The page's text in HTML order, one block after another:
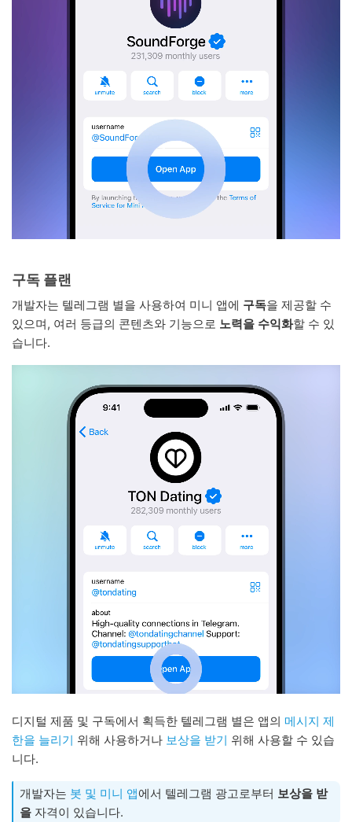
구독 플랜
개발자는 텔레그램 별을 사용하여 미니 앱에 구독을 제공할 수
있으며, 여러 등급의 콘텐츠와 기능으로 노력을 수익화할 수 있
습니다.
디지털 제품 및 구독에서 획득한 텔레그램 별은 앱의 메시지 제
한을 늘리기 위해 사용하거나 보상을 받기 위해 사용할 수 있습
니다.
개발자는 봇 및 미니 앱에서 텔레그램 광고로부터 보상을 받
을 자격이 있습니다.